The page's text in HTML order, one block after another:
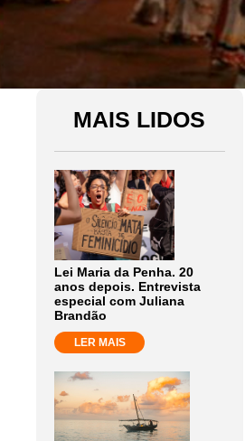
MAIS LIDOS
Lei Maria da Penha. 20
anos depois. Entrevista
especial com Juliana
Brandão
LER MAIS